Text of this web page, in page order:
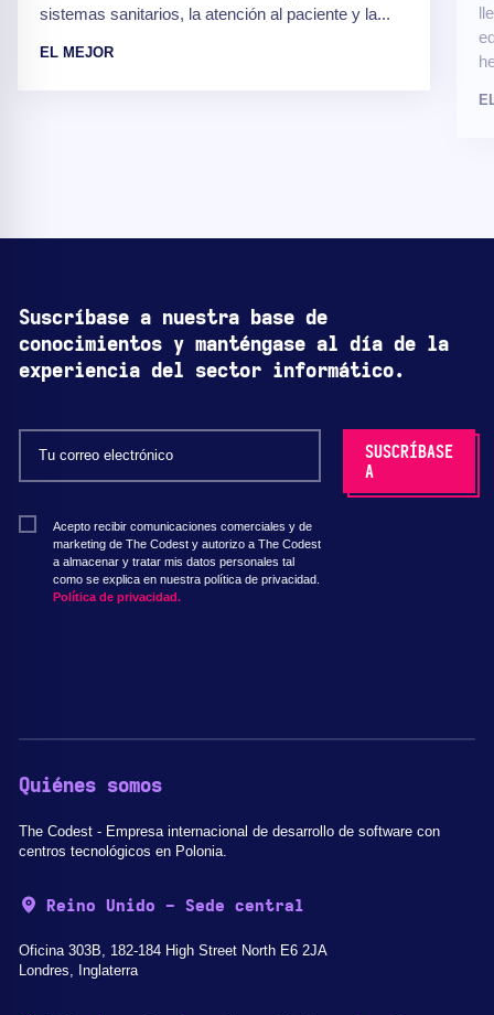
sistemas sanitarios, la atención al paciente y la...
EL MEJOR
Suscríbase a nuestra base de
conocimientos y manténgase al día de la
experiencia del sector informático.
Acepto recibir comunicaciones comerciales y de
marketing de The Codest y autorizo a The Codest
a almacenar y tratar mis datos personales tal
como se explica en nuestra política de privacidad.
Política de privacidad.
Quiénes somos
The Codest - Empresa internacional de desarrollo de software con
centros tecnológicos en Polonia.
Reino Unido - Sede central
Oficina 303B, 182-184 High Street North E6 2JA
Londres, Inglaterra